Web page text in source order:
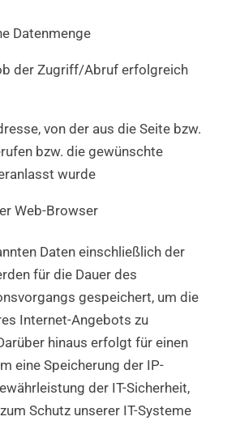
Datenmenge
der Zugriff/Abruf erfolgreich
von der aus die Seite bzw.
bzw. die gewünschte
wurde
Web-Browser
Daten einschließlich der
für die Dauer des
gespeichert, um die
Internet-Angebots zu
hinaus erfolgt für einen
eine Speicherung der IP-
der IT-Sicherheit,
Schutz unserer IT-Systeme